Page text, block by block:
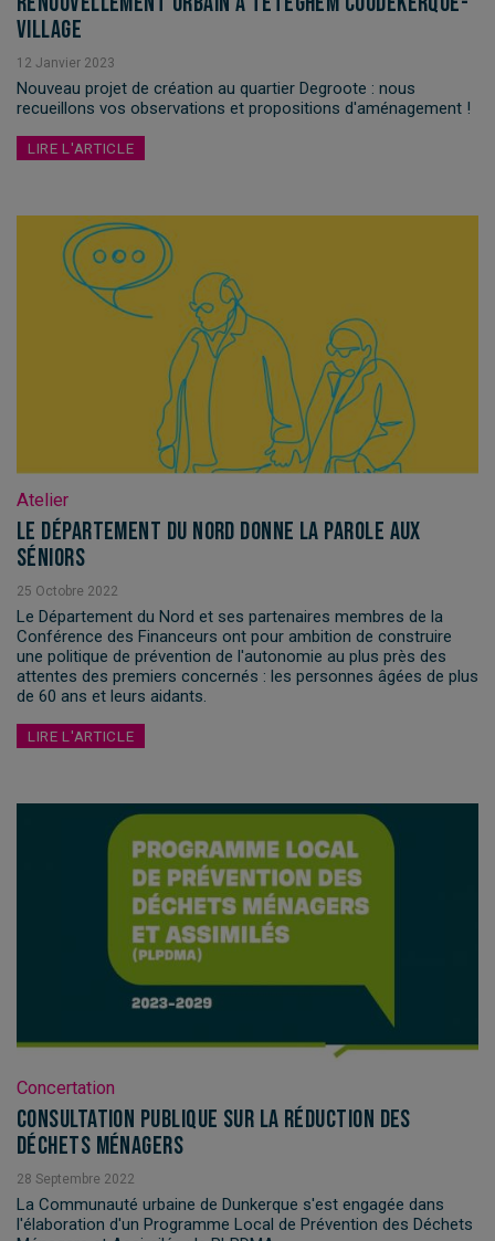
Village
12 Janvier 2023
Nouveau projet de création au quartier Degroote : nous
recueillons vos observations et propositions d'aménagement !
LIRE L'ARTICLE
Atelier
Le Département du Nord donne la parole aux
séniors
25 Octobre 2022
Le Département du Nord et ses partenaires membres de la
Conférence des Financeurs ont pour ambition de construire
une politique de prévention de l'autonomie au plus près des
attentes des premiers concernés : les personnes âgées de plus
de 60 ans et leurs aidants.
LIRE L'ARTICLE
Concertation
Consultation publique sur la réduction des
déchets ménagers
28 Septembre 2022
La Communauté urbaine de Dunkerque s'est engagée dans
l'élaboration d'un Programme Local de Prévention des Déchets